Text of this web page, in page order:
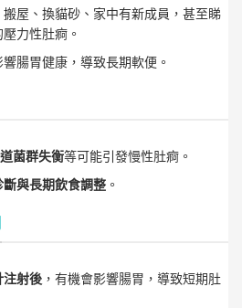
搬屋、換貓砂、家中有新成員，甚至睇
力性肚痾。
腸胃健康，導致長期軟便。
菌群失衡等可能引發慢性肚痾。
與長期飲食調整 。
注射後 ，有機會影響腸胃，導致短期肚